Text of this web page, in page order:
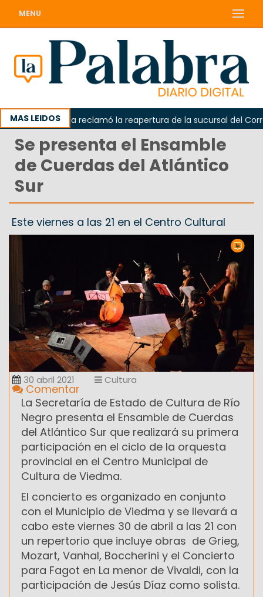
MENU
MAS LEIDOS
Odarda reclamó la reapertura de la sucursal del Correo
Se presenta el Ensamble
de Cuerdas del Atlántico
Sur
Este viernes a las 21 en el Centro Cultural
30 abril 2021 Cultura
Comentar
La Secretaría de Estado de Cultura de Río
Negro presenta el Ensamble de Cuerdas
del Atlántico Sur que realizará su primera
participación en el ciclo de la orquesta
provincial en el Centro Municipal de
Cultura de Viedma.
El concierto es organizado en conjunto
con el Municipio de Viedma y se llevará a
cabo este viernes 30 de abril a las 21 con
un repertorio que incluye obras de Grieg,
Mozart, Vanhal, Boccherini y el Concierto
para Fagot en La menor de Vivaldi, con la
participación de Jesús Díaz como solista.